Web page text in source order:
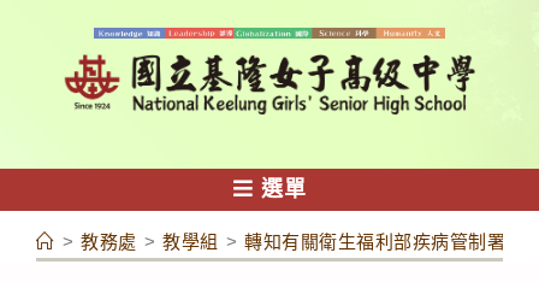
容
選單
> 教務處 > 教學組 > 轉知有關衛生福利部疾病管制署補